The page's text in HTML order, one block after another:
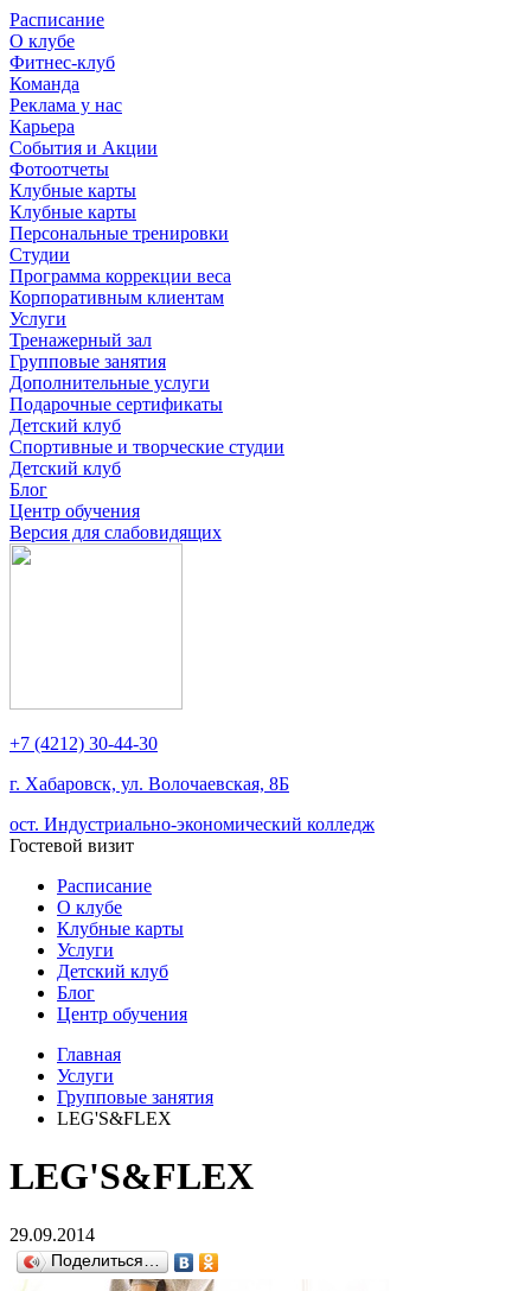
Расписание
О клубе
Фитнес-клуб
Команда
Реклама у нас
Карьера
События и Акции
Фотоотчеты
Клубные карты
Клубные карты
Персональные тренировки
Студии
Программа коррекции веса
Корпоративным клиентам
Услуги
Тренажерный зал
Групповые занятия
Дополнительные услуги
Подарочные сертификаты
Детский клуб
Спортивные и творческие студии
Детский клуб
Блог
Центр обучения
Версия для слабовидящих
+7 (4212) 30-44-30
г. Хабаровск, ул. Волочаевская, 8Б
ост. Индустриально-экономический колледж
Гостевой визит
Расписание
О клубе
Клубные карты
Услуги
Детский клуб
Блог
Центр обучения
Главная
Услуги
Групповые занятия
LEG'S&FLEX
LEG'S&FLEX
29.09.2014
Поделиться…